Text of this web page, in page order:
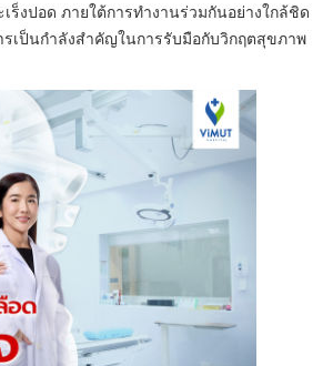
ร็งปอด ภายใต้การทำงานร่วมกันอย่างใกล้ชิด
เป็นกำลังสำคัญในการรับมือกับวิกฤตสุขภาพ